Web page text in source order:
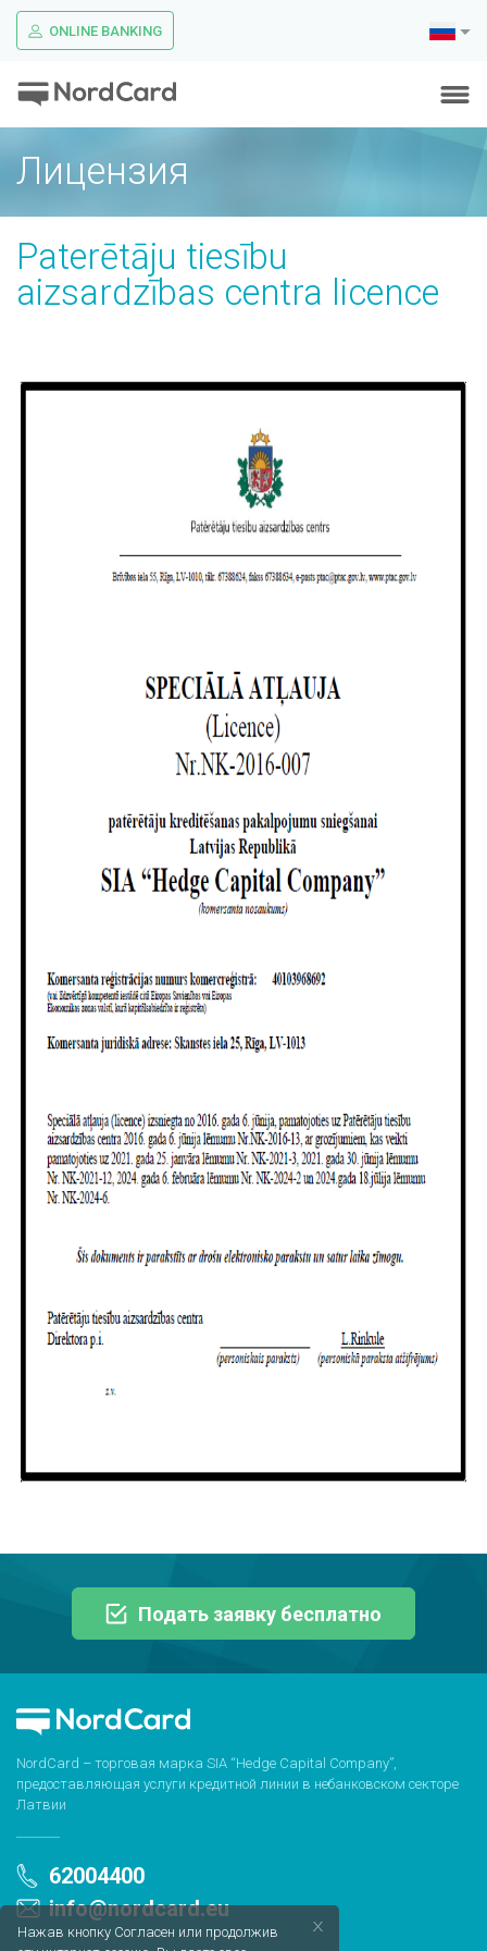
Нажав кнопку Согласен или продолжив
ONLINE BANKING
Лицензия
Paterētāju tiesību
aizsardzības centra licence
Подать заявку бесплатно
NordCard – торговая марка SIA “Hedge Capital Company”,
предоставляющая услуги кредитной линии в небанковском секторе
Латвии
62004400
info@nordcard.eu